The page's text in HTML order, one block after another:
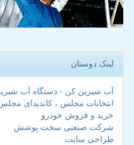
لینک دوستان
آب شیرین کن - دستگاه آب
انتخابات مجلس ، کاندیدای
خرید و فروش خودرو
شرکت صنعتی سخت پوشش
طراحی سایت